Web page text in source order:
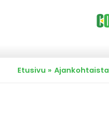
Etusivu Ajankohtaista